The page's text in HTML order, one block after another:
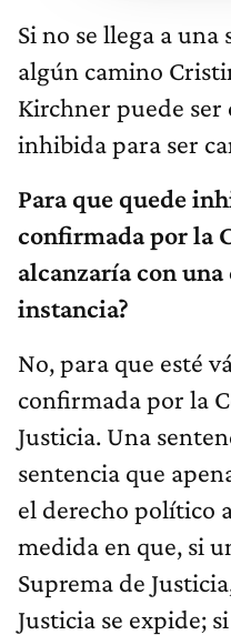
Si no se llega a
algún camino
Kirchner puede
inhibida para ser
Para que quede
confirmada por la
alcanzaría con una
instancia?
No, para que esté
confirmada por la
Justicia. Una
sentencia que
el derecho político
medida en que, si
Suprema de
Justicia se expide;